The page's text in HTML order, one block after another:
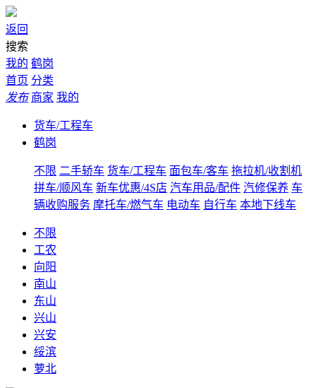
返回
搜索
我的 鹤岗
首页 分类
发布 商家 我的
货车/工程车
鹤岗
不限 二手轿车 货车/工程车 面包车/客车 拖拉机/收割机
拼车/顺风车 新车优惠/4S店 汽车用品/配件 汽修保养 车
辆收购服务 摩托车/燃气车 电动车 自行车 本地下线车
不限
工农
向阳
南山
东山
兴山
兴安
绥滨
萝北